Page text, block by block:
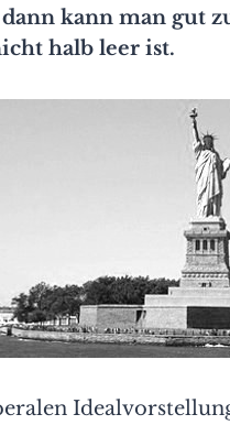
kann man gut
halb leer ist.